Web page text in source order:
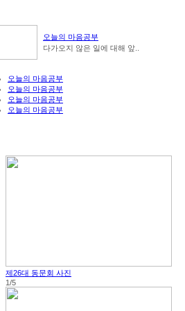
오늘의 마음공부
다가오지 않은 일에 대해 앞..
오늘의 마음공부
오늘의 마음공부
오늘의 마음공부
오늘의 마음공부
제26대 동문회 사진
1/5